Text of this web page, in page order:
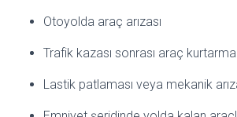
Otoyolda araç arızası
Trafik kazası sonrası araç kurtarma
Lastik patlaması veya mekanik